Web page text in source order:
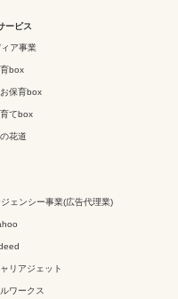
ービス
ィア事業
box
保育box
てbox
花道
ジェンシー事業(広告代理業)
リアジェット
ルワークス